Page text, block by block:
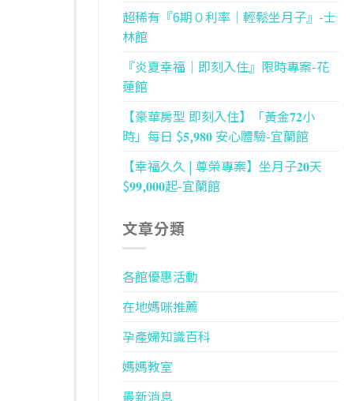
超稀有『6期０利率｜輕鬆坐月子』-士
林館
『炎夏幸福｜即刻入住』限時專案-花
蓮館
【豪華房型 即刻入住】「黃金𝟕𝟐小
時」每日 $𝟓,𝟗𝟖𝟎 安心體驗-宜蘭館
【幸福久久 | 尊榮專案】坐月子𝟐𝟎天
$𝟗𝟗,𝟎𝟎𝟎起-宜蘭館
文章分類
各館優惠活動
在地媽咪推薦
孕產婦知識百科
媽媽教室
最新消息